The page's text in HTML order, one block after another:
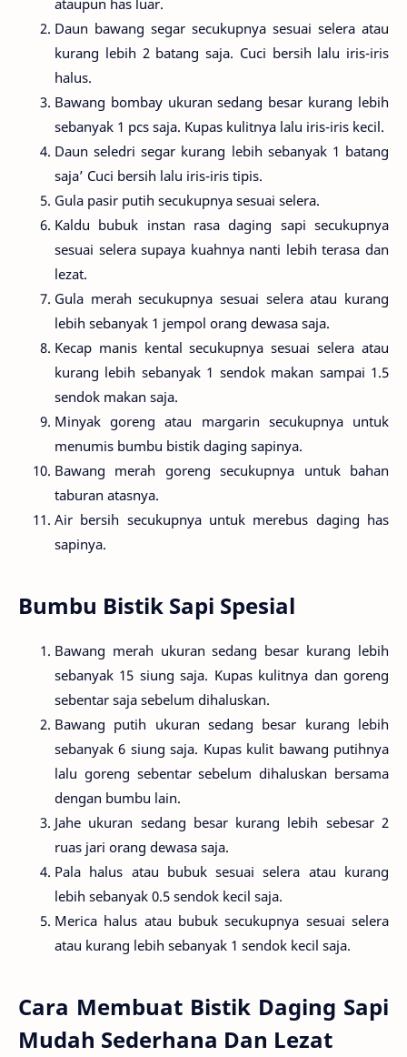
Daun bawang segar secukupnya sesuai selera atau
kurang lebih 2 batang saja. Cuci bersih lalu iris-iris
halus.
Bawang bombay ukuran sedang besar kurang lebih
sebanyak 1 pcs saja. Kupas kulitnya lalu iris-iris kecil.
Daun seledri segar kurang lebih sebanyak 1 batang
saja’ Cuci bersih lalu iris-iris tipis.
Gula pasir putih secukupnya sesuai selera.
Kaldu bubuk instan rasa daging sapi secukupnya
sesuai selera supaya kuahnya nanti lebih terasa dan
lezat.
Gula merah secukupnya sesuai selera atau kurang
lebih sebanyak 1 jempol orang dewasa saja.
Kecap manis kental secukupnya sesuai selera atau
kurang lebih sebanyak 1 sendok makan sampai 1.5
sendok makan saja.
Minyak goreng atau margarin secukupnya untuk
menumis bumbu bistik daging sapinya.
Bawang merah goreng secukupnya untuk bahan
taburan atasnya.
Air bersih secukupnya untuk merebus daging has
sapinya.
Bumbu Bistik Sapi Spesial
Bawang merah ukuran sedang besar kurang lebih
sebanyak 15 siung saja. Kupas kulitnya dan goreng
sebentar saja sebelum dihaluskan.
Bawang putih ukuran sedang besar kurang lebih
sebanyak 6 siung saja. Kupas kulit bawang putihnya
lalu goreng sebentar sebelum dihaluskan bersama
dengan bumbu lain.
Jahe ukuran sedang besar kurang lebih sebesar 2
ruas jari orang dewasa saja.
Pala halus atau bubuk sesuai selera atau kurang
lebih sebanyak 0.5 sendok kecil saja.
Merica halus atau bubuk secukupnya sesuai selera
atau kurang lebih sebanyak 1 sendok kecil saja.
Cara Membuat Bistik Daging Sapi
Mudah Sederhana Dan Lezat